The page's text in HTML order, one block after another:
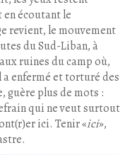
en écoutant le
revient, le mouvement
du Sud-Liban, à
ruines du camp où,
enfermé et torturé des
plus de mots :
qui ne veut surtout
ici. Tenir «ici»,